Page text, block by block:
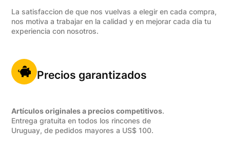
La satisfaccion de que nos vuelvas a elegir en cada compra,
nos motiva a trabajar en la calidad y en mejorar cada dia tu
experiencia con nosotros.
Precios garantizados
Artículos originales a precios competitivos.
Entrega gratuita en todos los rincones de
Uruguay, de pedidos mayores a US$ 100.